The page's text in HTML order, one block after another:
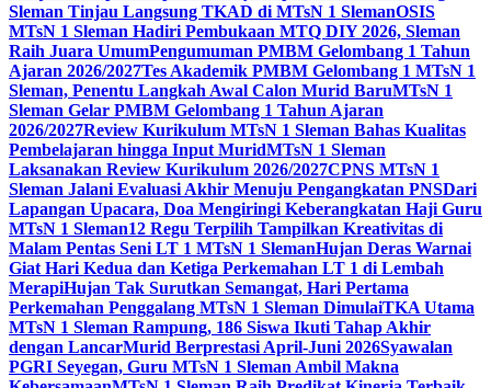
Sleman Tinjau Langsung TKAD di MTsN 1 SlemanOSIS
MTsN 1 Sleman Hadiri Pembukaan MTQ DIY 2026, Sleman
Raih Juara UmumPengumuman PMBM Gelombang 1 Tahun
Ajaran 2026/2027Tes Akademik PMBM Gelombang 1 MTsN 1
Sleman, Penentu Langkah Awal Calon Murid BaruMTsN 1
Sleman Gelar PMBM Gelombang 1 Tahun Ajaran
2026/2027Review Kurikulum MTsN 1 Sleman Bahas Kualitas
Pembelajaran hingga Input MuridMTsN 1 Sleman
Laksanakan Review Kurikulum 2026/2027CPNS MTsN 1
Sleman Jalani Evaluasi Akhir Menuju Pengangkatan PNSDari
Lapangan Upacara, Doa Mengiringi Keberangkatan Haji Guru
MTsN 1 Sleman12 Regu Terpilih Tampilkan Kreativitas di
Malam Pentas Seni LT 1 MTsN 1 SlemanHujan Deras Warnai
Giat Hari Kedua dan Ketiga Perkemahan LT 1 di Lembah
MerapiHujan Tak Surutkan Semangat, Hari Pertama
Perkemahan Penggalang MTsN 1 Sleman DimulaiTKA Utama
MTsN 1 Sleman Rampung, 186 Siswa Ikuti Tahap Akhir
dengan LancarMurid Berprestasi April-Juni 2026Syawalan
PGRI Seyegan, Guru MTsN 1 Sleman Ambil Makna